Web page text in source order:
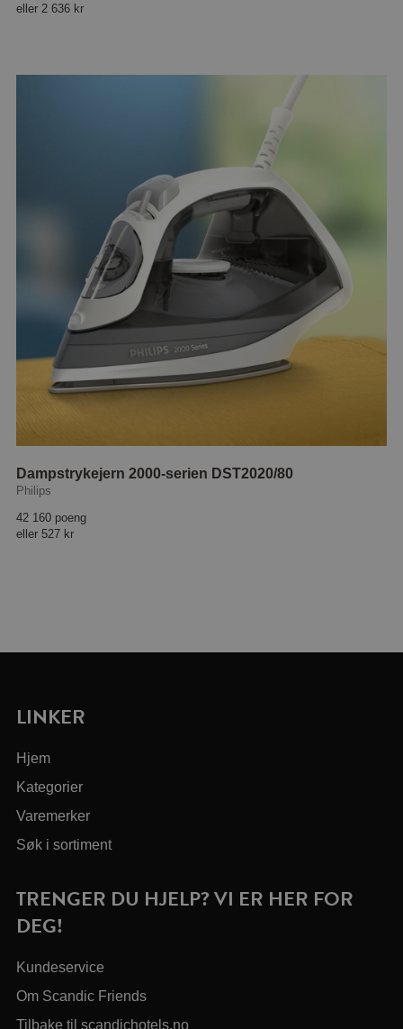
eller 2 636 kr
Dampstrykejern 2000-serien DST2020/80
Philips
42 160 poeng
eller 527 kr
LINKER
Hjem
Kategorier
Varemerker
Søk i sortiment
TRENGER DU HJELP? VI ER HER FOR
DEG!
Kundeservice
Om Scandic Friends
Tilbake til scandichotels.no